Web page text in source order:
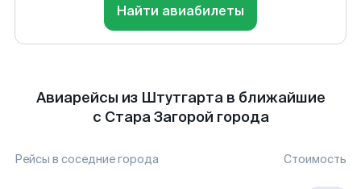
Найти авиабилеты
Авиарейсы из Штутгарта в ближайшие
с Стара Загорой города
Рейсы в соседние города Стоимость